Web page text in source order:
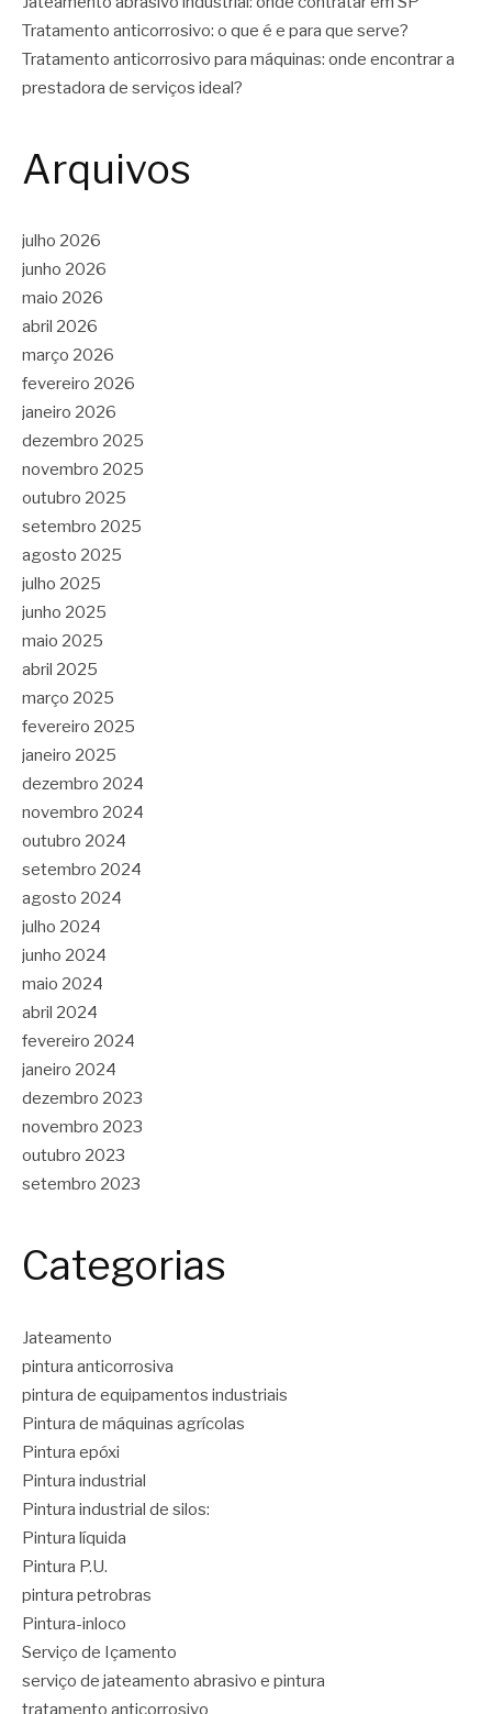
Tratamento anticorrosivo: o que é e para que serve?
Tratamento anticorrosivo para máquinas: onde encontrar a
prestadora de serviços ideal?
Arquivos
julho 2026
junho 2026
maio 2026
abril 2026
março 2026
fevereiro 2026
janeiro 2026
dezembro 2025
novembro 2025
outubro 2025
setembro 2025
agosto 2025
julho 2025
junho 2025
maio 2025
abril 2025
março 2025
fevereiro 2025
janeiro 2025
dezembro 2024
novembro 2024
outubro 2024
setembro 2024
agosto 2024
julho 2024
junho 2024
maio 2024
abril 2024
fevereiro 2024
janeiro 2024
dezembro 2023
novembro 2023
outubro 2023
setembro 2023
Categorias
Jateamento
pintura anticorrosiva
pintura de equipamentos industriais
Pintura de máquinas agrícolas
Pintura epóxi
Pintura industrial
Pintura industrial de silos:
Pintura líquida
Pintura P.U.
pintura petrobras
Pintura-inloco
Serviço de Içamento
serviço de jateamento abrasivo e pintura
tratamento anticorrosivo